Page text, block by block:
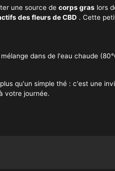
une source de corps gras lors
des fleurs de CBD. Cette
dans de l'eau chaude
qu'un simple thé : c'est une
votre journée.